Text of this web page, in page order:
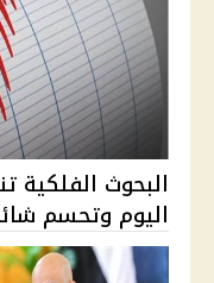
البحوث
اليوم وتحسم